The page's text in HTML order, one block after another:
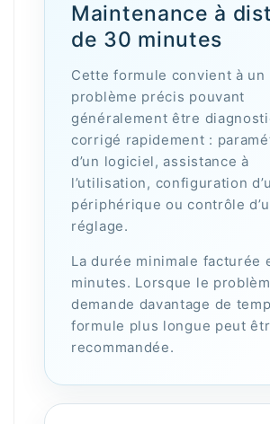
Maintenance à
de 30 minutes
Cette formule convient à un
problème précis pouvant
généralement être
corrigé rapidement :
d’un logiciel, assistance à
l’utilisation, configuration
périphérique ou contrôle
réglage.
La durée minimale facturée
minutes. Lorsque le
demande davantage de
formule plus longue peut
recommandée.